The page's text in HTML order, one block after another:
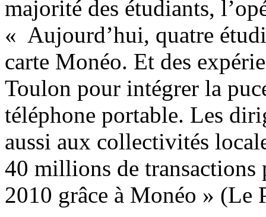
majorité des étudiants,
« Aujourd’hui, quatre
carte Monéo. Et des
Toulon pour intégrer la
téléphone portable. Les
aussi aux collectivités
40 millions de transactions
2010 grâce à Monéo » (Le